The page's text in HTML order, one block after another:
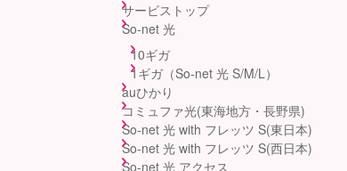
サービストップ
So-net 光
10ギガ
1ギガ（So-net 光 S/M/L）
auひかり
コミュファ光(東海地方・長野県)
So-net 光 with フレッツ S(東日本)
So-net 光 with フレッツ S(西日本)
So-net 光 アクセス